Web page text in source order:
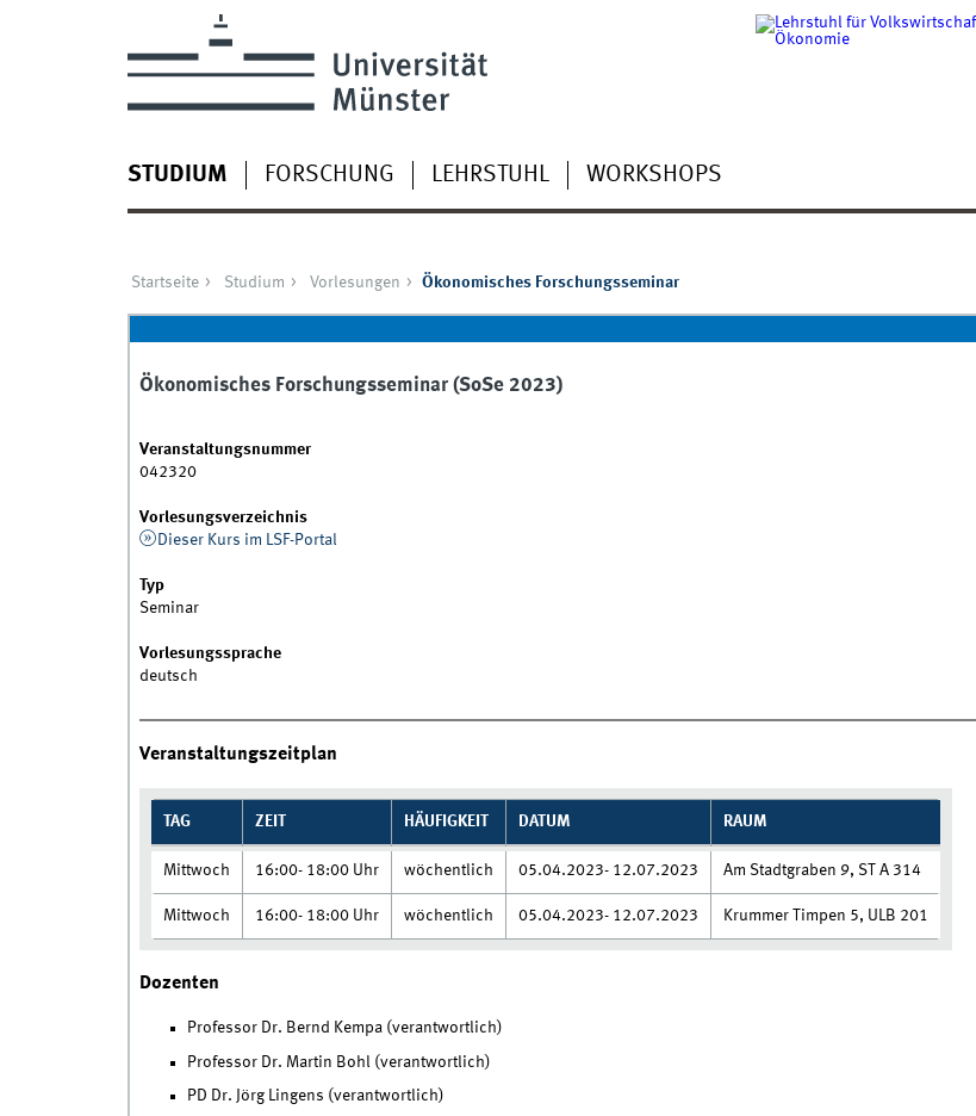
STUDIUM FORSCHUNG LEHRSTUHL WORKSHOPS
Startseite Studium Vorlesungen Ökonomisches Forschungsseminar
Ökonomisches Forschungsseminar (SoSe 2023)
Veranstaltungsnummer
042320
Vorlesungsverzeichnis
Dieser Kurs im LSF-Portal
Typ
Seminar
Vorlesungssprache
deutsch
Veranstaltungszeitplan
TAG ZEIT HÄUFIGKEIT DATUM RAUM
Mittwoch 16:00- 18:00 Uhr wöchentlich 05.04.2023- 12.07.2023 Am Stadtgraben 9, ST A 314
Mittwoch 16:00- 18:00 Uhr wöchentlich 05.04.2023- 12.07.2023 Krummer Timpen 5, ULB 201
Dozenten
Professor Dr. Bernd Kempa (verantwortlich)
Professor Dr. Martin Bohl (verantwortlich)
PD Dr. Jörg Lingens (verantwortlich)